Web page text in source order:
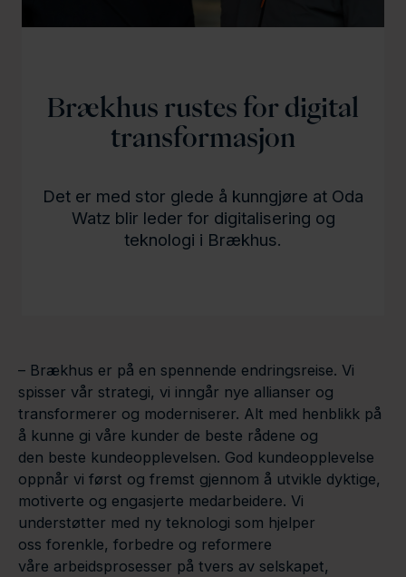
Brækhus rustes for digital
transformasjon
Det er med stor glede å kunngjøre at Oda
Watz blir leder for digitalisering og
teknologi i Brækhus.
– Brækhus er på en spennende endringsreise. Vi
spisser vår strategi, vi inngår nye allianser og
transformerer og moderniserer. Alt med henblikk på
å kunne gi våre kunder de beste rådene og
den beste kundeopplevelsen. God kundeopplevelse
oppnår vi først og fremst gjennom å utvikle dyktige,
motiverte og engasjerte medarbeidere. Vi
understøtter med ny teknologi som hjelper
oss forenkle, forbedre og reformere
våre arbeidsprosesser på tvers av selskapet,